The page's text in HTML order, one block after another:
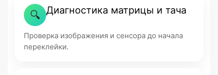
🔍 Диагностика матрицы и тача
Проверка изображения и сенсора до начала
переклейки.